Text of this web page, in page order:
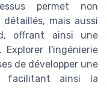
permet non
mais aussi
offrant ainsi une
Explorer l'ingénierie
de développer une
facilitant ainsi la